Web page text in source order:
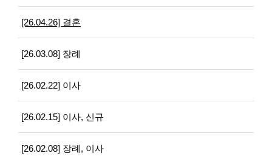
[26.04.26] 결혼
[26.03.08] 장례
[26.02.22] 이사
[26.02.15] 이사, 신규
[26.02.08] 장례, 이사